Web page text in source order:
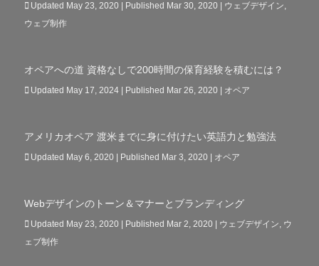
Updated May 23, 2020 | Published Mar 30, 2020| ウェブデザイン,
ウェブ制作
オペアへの道 資格なしで200時間の保育経験を積むには？
Updated May 17, 2024 | Published Mar 26, 2020| オペア
アメリカオペア 渡米までに身に付けたい英語力と勉強法
Updated May 6, 2020 | Published Mar 3, 2020| オペア
Webデザインのトーン＆マナーとブランディング
Updated May 23, 2020 | Published Mar 2, 2020| ウェブデザイン, ウ
ェブ制作